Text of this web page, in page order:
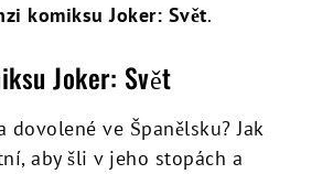
komiksu Joker: Svět.
Joker: Svět
dovolené ve Španělsku? Jak
aby šli v jeho stopách a